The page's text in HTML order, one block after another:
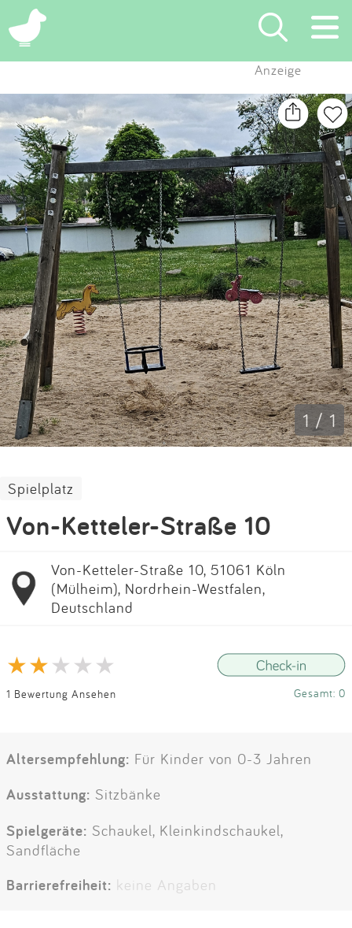
×
Suchen
Eintragen
App
Blog
Partner
Kontakt
Impressum
Anmelden
Anzeige
1 / 1
Spielplatz
Von-Ketteler-Straße 10
Von-Ketteler-Straße 10, 51061 Köln
(Mülheim), Nordrhein-Westfalen,
Deutschland
1 Bewertung Ansehen Gesamt: 0
Altersempfehlung: Für Kinder von 0-3 Jahren
Ausstattung: Sitzbänke
Spielgeräte: Schaukel, Kleinkindschaukel,
Sandfläche
Barrierefreiheit: keine Angaben